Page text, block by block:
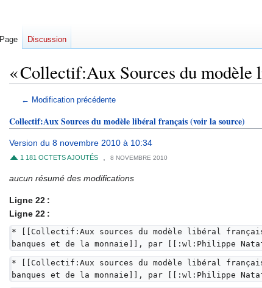
« Collectif:Aux Sources du modèle
Aller
la
navigation
Aller
la
recherche
← Modification précédente
Collectif:Aux Sources du modèle libéral français(voir la source)
Version du 8 novembre 2010 à 10:34
1 181 OCTETS AJOUTÉS 8 NOVEMBRE 2010
aucun résumé des modifications
Ligne 22 :
Ligne 22 :
* [[Collectif:Aux sources du modèle libéral
banques et de la monnaie]], par [[:wl:Philippe
* [[Collectif:Aux sources du modèle libéral
banques et de la monnaie]], par [[:wl:Philippe
Page Discussion